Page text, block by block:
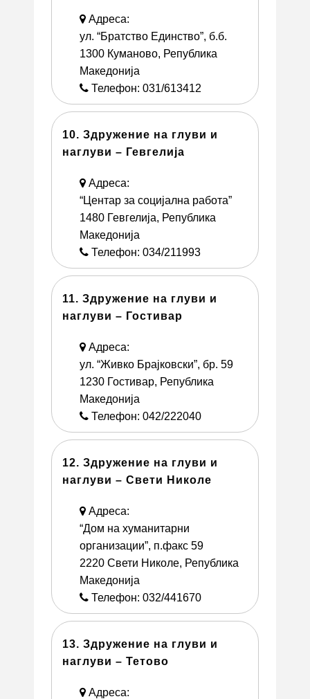
Адреса:
ул. “Братство Единство”, б.б.
1300 Куманово, Република
Македонија
Телефон: 031/613412
10. Здружение на глуви и
наглуви – Гевгелија
Адреса:
“Центар за социјална работа”
1480 Гевгелија, Република
Македонија
Телефон: 034/211993
11. Здружение на глуви и
наглуви – Гостивар
Адреса:
ул. “Живко Брајковски”, бр. 59
1230 Гостивар, Република
Македонија
Телефон: 042/222040
12. Здружение на глуви и
наглуви – Свети Николе
Адреса:
“Дом на хуманитарни
организации”, п.факс 59
2220 Свети Николе, Република
Македонија
Телефон: 032/441670
13. Здружение на глуви и
наглуви – Тетово
Адреса: